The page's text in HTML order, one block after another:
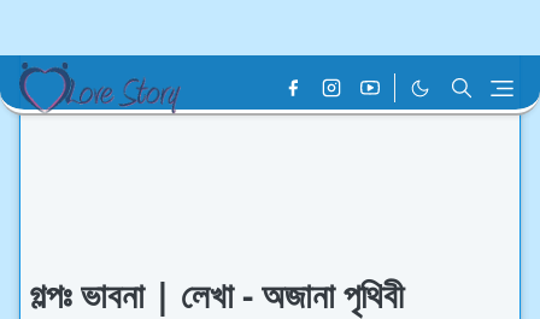
গল্পঃ ভাবনা | লেখা - অজানা পৃথিবী